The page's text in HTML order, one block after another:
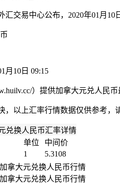
汇交易中心公布，2020年01月10
月10日 09:15
）提供加拿大元兑人民
，以上汇率行情数据仅供参考，
兑换人民币汇率详情
单位
中间价
1
5.3108
拿大元兑换人民币行情
拿大元兑换人民币行情